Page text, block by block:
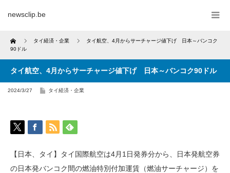
newsclip.be
Home タイ経済・企業
タイ航空、4月からサーチャージ値下げ 日本～バンコク
90ドル
タイ航空、4月からサーチャージ値下げ 日本～バンコク90ドル
2024/3/27 タイ経済・企業
【日本、タイ】タイ国際航空は4月1日発券分から、日本発航空券
の日本発バンコク間の燃油特別付加運賃（燃油サーチャージ）を